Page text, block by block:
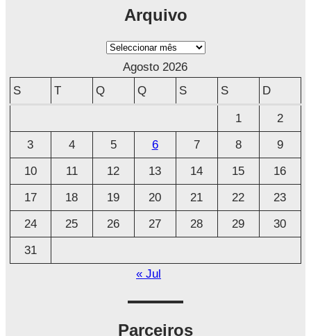
Arquivo
A
v
o
Agosto 2026
S
T Q Q S S D
1
2
3
4 5 6 7 8
9
10
11 12 13 14 15
16
17
18 19 20 21 22
23
24
25 26 27 28 29
30
31
« Jul
Parceiros